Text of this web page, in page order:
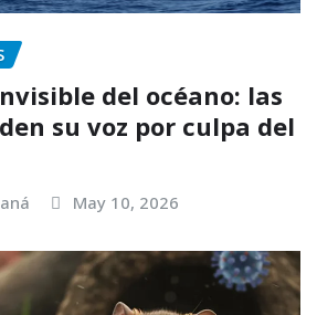
del océano: las
su voz por culpa del
May 10, 2026